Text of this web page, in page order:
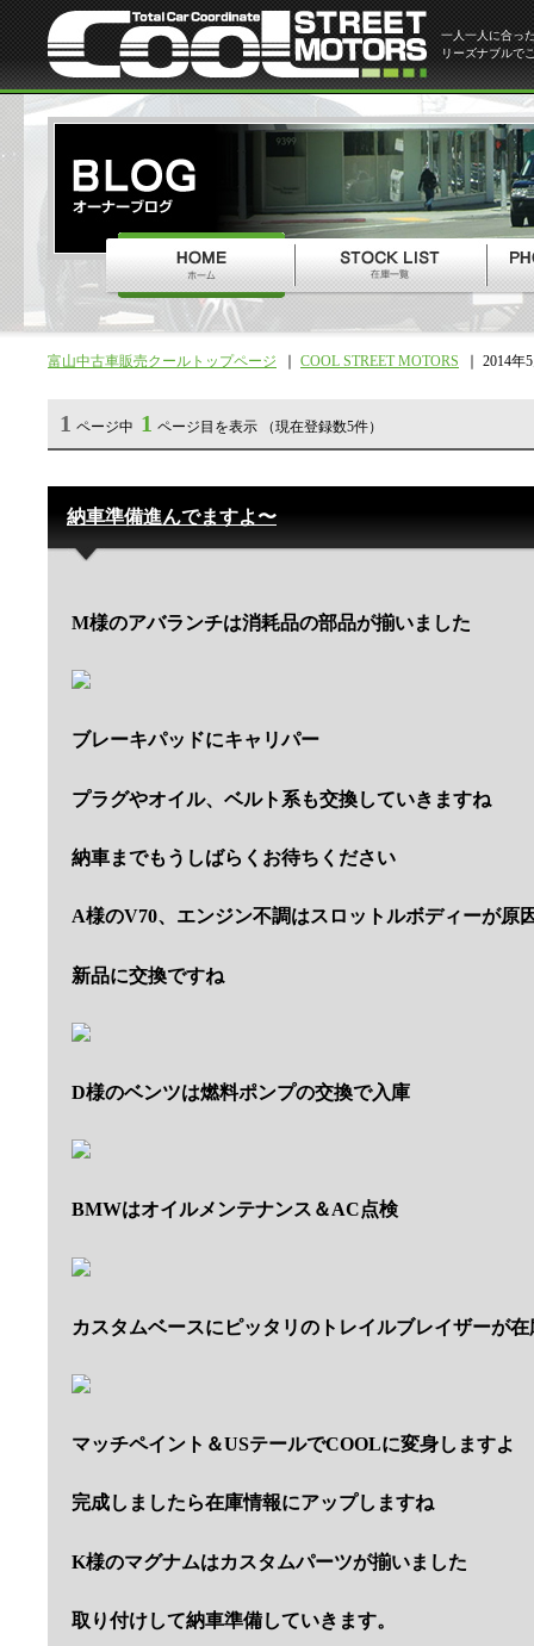
一人一人に合っ
リーズナブルで
富山中古車販売クールトップページ COOL STREET MOTORS 2014年
1 ページ中 1 ページ目を表示 （現在登録数5件）
納車準備進んでますよ〜
M様のアバランチは消耗品の部品が揃いました
ブレーキパッドにキャリパー
プラグやオイル、ベルト系も交換していきますね
納車までもうしばらくお待ちください
A様のV70、エンジン不調はスロットルボディーが原
新品に交換ですね
D様のベンツは燃料ポンプの交換で入庫
BMWはオイルメンテナンス＆AC点検
カスタムベースにピッタリのトレイルブレイザーが在
マッチペイント＆USテールでCOOLに変身しますよ
完成しましたら在庫情報にアップしますね
K様のマグナムはカスタムパーツが揃いました
取り付けして納車準備していきます。